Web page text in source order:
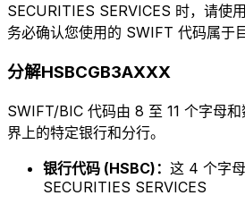
SECURITIES SERVICES 时，请使
务必确认您使用的 SWIFT 代码属于
分解HSBCGB3AXXX
SWIFT/BIC 代码由 8 至 11 个字母
界上的特定银行和分行。
银行代码 (HSBC)： 这 4 个字
SECURITIES SERVICES